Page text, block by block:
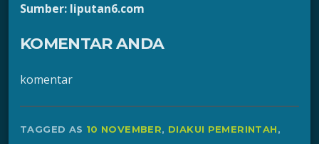
Sumber: liputan6.com
KOMENTAR ANDA
komentar
TAGGED AS 10 NOVEMBER, DIAKUI PEMERINTAH,